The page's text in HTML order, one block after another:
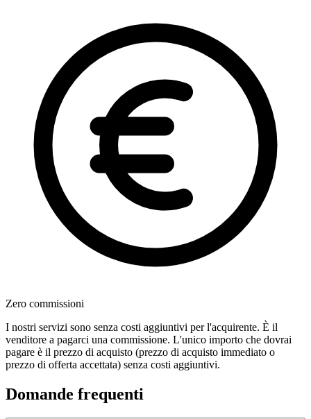
Zero commissioni
I nostri servizi sono senza costi aggiuntivi per l'acquirente. È il
venditore a pagarci una commissione. L'unico importo che dovrai
pagare è il prezzo di acquisto (prezzo di acquisto immediato o
prezzo di offerta accettata) senza costi aggiuntivi.
Domande frequenti